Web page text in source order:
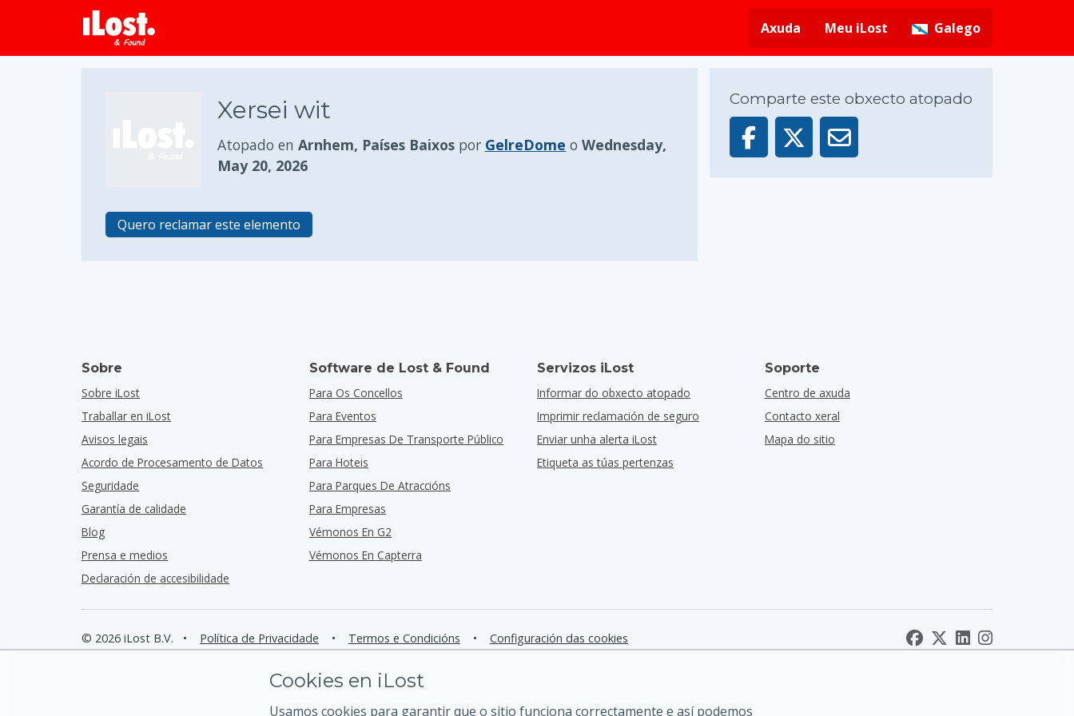
Axuda Meu iLost Galego
Xersei wit
Atopado en Arnhem, Países Baixos por GelreDome o Wednesday,
May 20, 2026
Quero reclamar este elemento
Comparte este obxecto atopado
Sobre
Sobre iLost
Traballar en iLost
Avisos legais
Acordo de Procesamento de Datos
Seguridade
Garantía de calidade
Blog
Prensa e medios
Declaración de accesibilidade
Software de Lost & Found
Para Os Concellos
Para Eventos
Para Empresas De Transporte Público
Para Hoteis
Para Parques De Atraccións
Para Empresas
Vémonos En G2
Vémonos En Capterra
Servizos iLost
Informar do obxecto atopado
Imprimir reclamación de seguro
Enviar unha alerta iLost
Etiqueta as túas pertenzas
Soporte
Centro de axuda
Contacto xeral
Mapa do sitio
© 2026 iLost B.V. • Política de Privacidade • Termos e Condicións • Configuración das cookies
Cookies en iLost
Usamos cookies para garantir que o sitio funciona correctamente e así podemos